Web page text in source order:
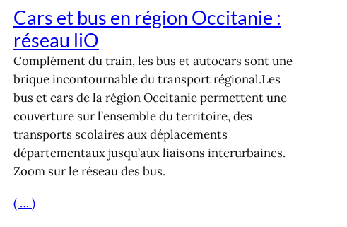
Cars et bus en région Occitanie :
réseau liO
Complément du train, les bus et autocars sont une
brique incontournable du transport régional.Les
bus et cars de la région Occitanie permettent une
couverture sur l’ensemble du territoire, des
transports scolaires aux déplacements
départementaux jusqu’aux liaisons interurbaines.
Zoom sur le réseau des bus.
( … )